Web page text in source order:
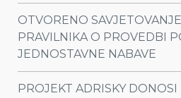
OTVORENO
PRAVILNIKA O PROVEDBI
JEDNOSTAVNE NABAVE
PROJEKT ADRISKY